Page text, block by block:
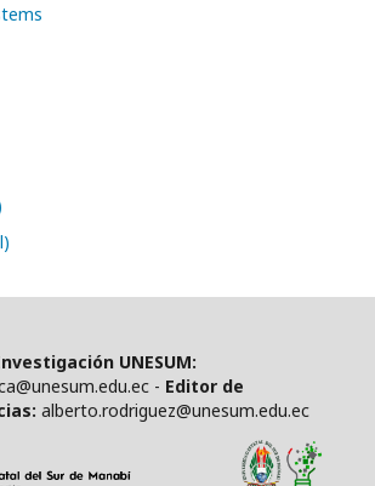
UNESUM:
- Editor de
alberto.rodriguez@unesum.edu.ec